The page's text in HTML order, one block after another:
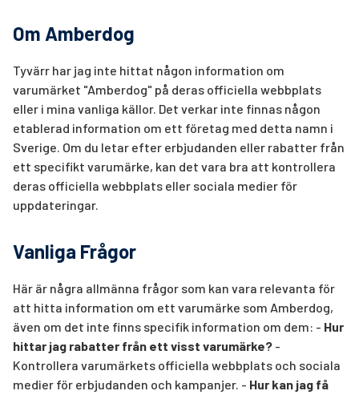
Om Amberdog
Tyvärr har jag inte hittat någon information om
varumärket "Amberdog" på deras officiella webbplats
eller i mina vanliga källor. Det verkar inte finnas någon
etablerad information om ett företag med detta namn i
Sverige. Om du letar efter erbjudanden eller rabatter från
ett specifikt varumärke, kan det vara bra att kontrollera
deras officiella webbplats eller sociala medier för
uppdateringar.
Vanliga Frågor
Här är några allmänna frågor som kan vara relevanta för
att hitta information om ett varumärke som Amberdog,
även om det inte finns specifik information om dem: - Hur
hittar jag rabatter från ett visst varumärke? -
Kontrollera varumärkets officiella webbplats och sociala
medier för erbjudanden och kampanjer. - Hur kan jag få